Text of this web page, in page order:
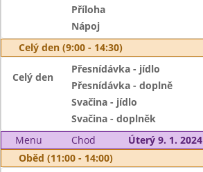
Příloha
Nápoj
Celý den (9:00 - 14:30)
Celý den
Přesnídávka - jídlo
Přesnídávka - doplně
Svačina - jídlo
Svačina - doplněk
Menu
Chod
Úterý 9. 1. 2024
Oběd (11:00 - 14:00)